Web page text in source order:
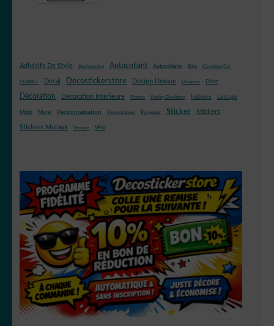
Adhésifs De Style Anniversaire Autocollant Autocollants Bike Camping-Car
CHANEL Decal Decostickerstore Design Unique Douceur Déco
Décoration Décoration Intérieure France Harley Davidson Intérieur Lettrage
Moto Mural Personnalisation Personnaliser Polyester Sticker Stickers
Stickers Muraux Versace Vélo